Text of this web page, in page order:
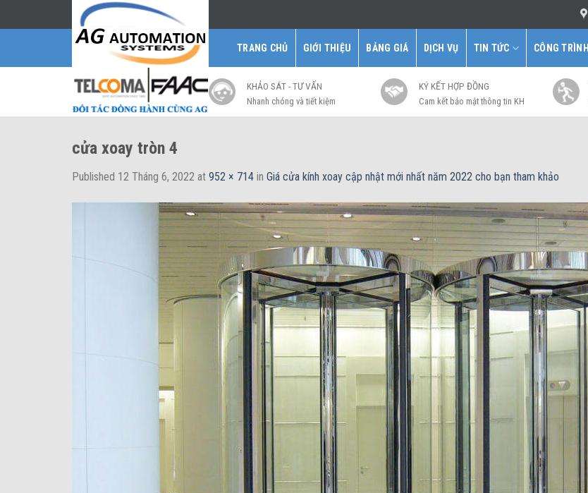
to
TRANG CHỦ GIỚI THIỆU BẢNG GIÁ DỊCH VỤ TIN TỨC CÔNG TRÌNH
KHẢO SÁT - TƯ VẤN
Nhanh chóng và tiết kiệm
KÝ KẾT HỢP ĐỒNG
Cam kết bảo mật thông tin KH
cửa xoay tròn 4
Published 12 Tháng 6, 2022 at 952 × 714 in Giá cửa kính xoay cập nhật mới nhất năm 2022 cho bạn tham khảo